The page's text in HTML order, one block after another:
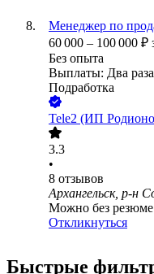
Менеджер по
60 000 – 100 000 ₽
Без опыта
Выплаты: Два
Подработка
Tele2 (ИП
3.3
•
8 отзывов
Архангельск, р-н
Можно без резюме
Откликнуться
Быстрые